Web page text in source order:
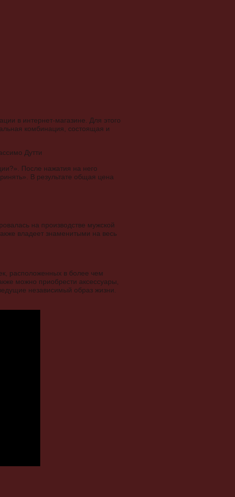
в интернет-магазине. Для этого
комбинация, состоящая и
После нажатия на него
В результате общая цена
на производстве мужской
владеет знаменитыми на весь
расположенных в более чем
можно приобрести аксессуары,
независимый образ жизни.